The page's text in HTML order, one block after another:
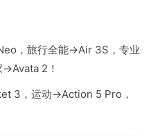
，旅行全能→Air 3S，专业
2！
3，运动→Action 5 Pro，